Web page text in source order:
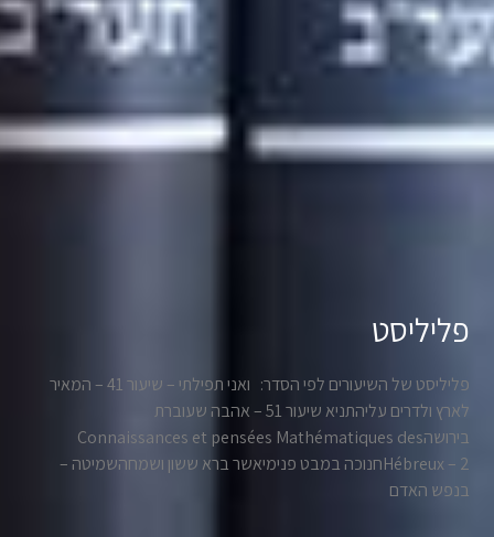
פליליסט
פליליסט של השיעורים לפי הסדר: ואני תפילתי – שיעור 41 – המאיר
לארץ ולדרים עליהתניא שיעור 51 – אהבה שעוברת
בירושהConnaissances et pensées Mathématiques des
Hébreux – 2חנוכה במבט פנימיאשר ברא ששון ושמחהשמיטה –
בנפש האדם